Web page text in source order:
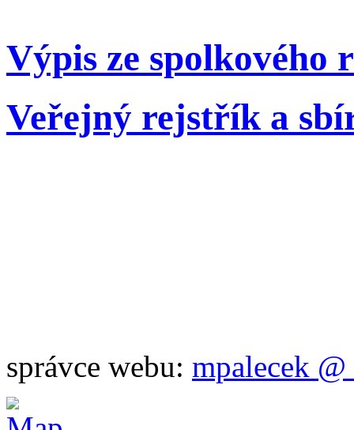
Výpis ze
Veřejný rejstřík a
správce webu: mpalecek @